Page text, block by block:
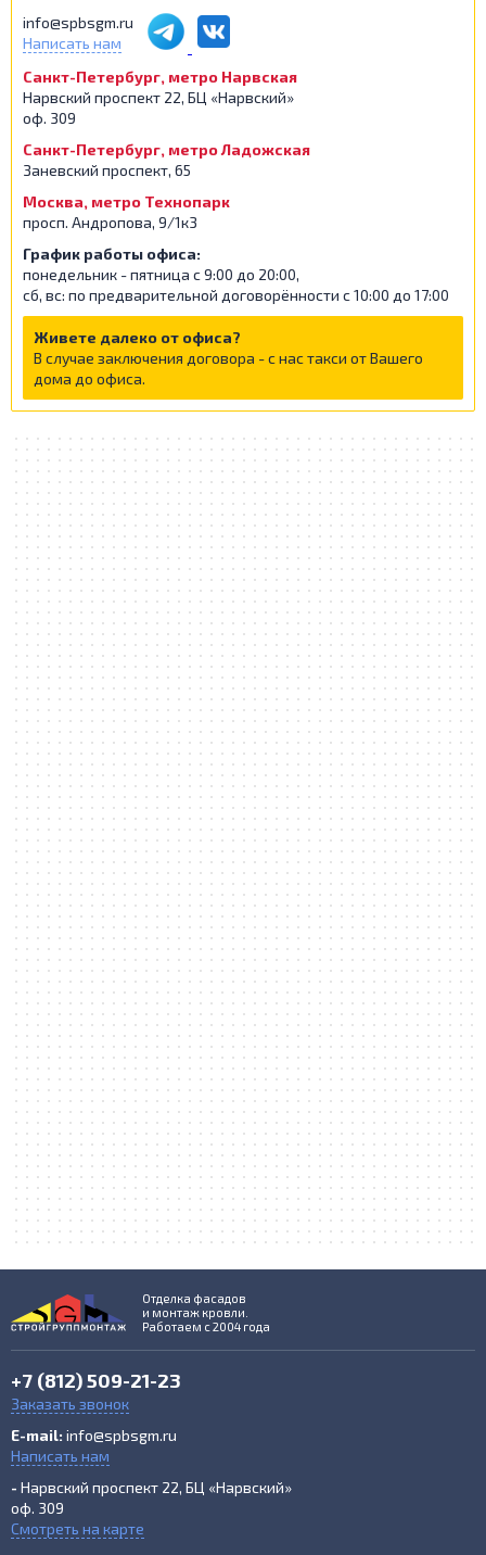
info@spbsgm.ru
Написать нам
Санкт-Петербург, метро Нарвская
Нарвский проспект 22, БЦ «Нарвский»
оф. 309
Санкт-Петербург, метро Ладожская
Заневский проспект, 65
Москва, метро Технопарк
просп. Андропова, 9/1к3
График работы офиса:
понедельник - пятница с 9:00 до 20:00,
сб, вс: по предварительной договорённости с 10:00 до 17:00
Живете далеко от офиса?
В случае заключения договора - с нас такси от Вашего
дома до офиса.
Отделка фасадов
и монтаж кровли.
Работаем с 2004 года
+7 (812) 509-21-23
Заказать звонок
E-mail: info@spbsgm.ru
Написать нам
- Нарвский проспект 22, БЦ «Нарвский»
оф. 309
Смотреть на карте